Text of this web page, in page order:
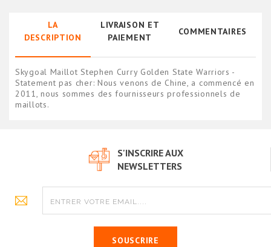
LA
DESCRIPTION
LIVRAISON ET
PAIEMENT
COMMENTAIRES
Skygoal Maillot Stephen Curry Golden State Warriors -
Statement pas cher: Nous venons de Chine, a commencé en
2011, nous sommes des fournisseurs professionnels de
maillots.
S'INSCRIRE AUX
NEWSLETTERS
SOUSCRIRE